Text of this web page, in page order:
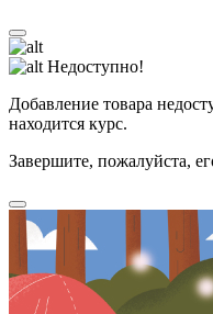
Недоступно!
Добавление товара
находится курс.
Завершите, пожалуйста,